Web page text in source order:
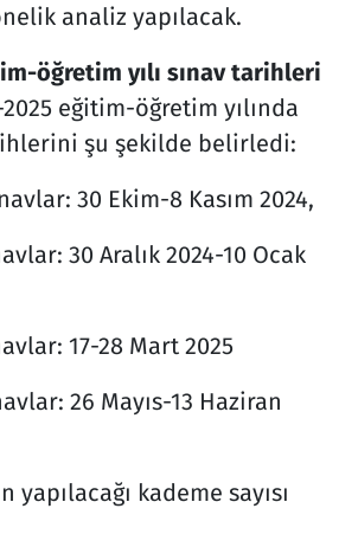
analiz yapılacak.
öğretim yılı sınav tarihleri
2025 eğitim-öğretim yılında
şu şekilde belirledi:
30 Ekim-8 Kasım 2024,
30 Aralık 2024-10 Ocak
17-28 Mart 2025
26 Mayıs-13 Haziran
yapılacağı kademe sayısı